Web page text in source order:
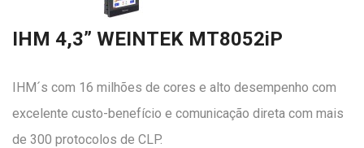
IHM 4,3” WEINTEK MT8052iP
IHM´s com 16 milhões de cores e alto desempenho com
excelente custo-benefício e comunicação direta com mais
de 300 protocolos de CLP.